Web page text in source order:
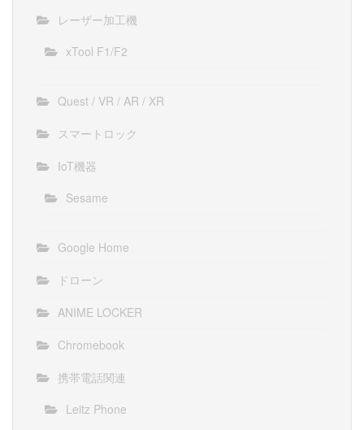
レーザー加工機
xTool F1/F2
Quest / VR / AR / XR
スマートロック
IoT機器
Sesame
Google Home
ドローン
ANIME LOCKER
Chromebook
携帯電話関連
Leitz Phone